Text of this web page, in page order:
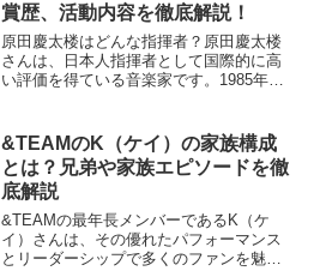
賞歴、活動内容を徹底解説！
原田慶太楼はどんな指揮者？原田慶太楼
さんは、日本人指揮者として国際的に高
い評価を得ている音楽家です。1985年に
の指揮者として数々の実績を積んできま
した。シンシナティ交...
&TEAMのK（ケイ）の家族構成
とは？兄弟や家族エピソードを徹
底解説
&TEAMの最年長メンバーであるK（ケ
イ）さんは、その優れたパフォーマンス
とリーダーシップで多くのファンを魅了